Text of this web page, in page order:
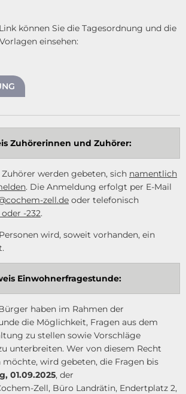
können Sie die Tagesordnung und die
einsehen:
Zuhörerinnen und Zuhörer:
werden gebeten, sich namentlich
. Die Anmeldung erfolgt per E-Mail
zell.de oder telefonisch
oder -232.
wird, soweit vorhanden, ein
Einwohnerfragestunde:
haben im Rahmen der
die Möglichkeit, Fragen aus dem
zu stellen sowie Vorschläge
unterbreiten. Wer von diesem Recht
möchte, wird gebeten, die Fragen bis
01.09.2025, der
Zell, Büro Landrätin, Endertplatz 2,